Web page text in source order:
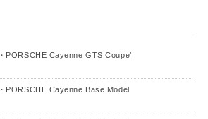
PORSCHE Cayenne GTS Coupe’
PORSCHE Cayenne Base Model